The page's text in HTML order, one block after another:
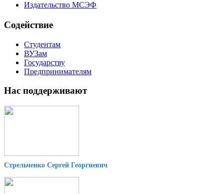
Издательство МСЭФ
Содействие
Студентам
ВУЗам
Государству
Предпринимателям
Нас поддерживают
Стрельченко Сергей Георгиевич